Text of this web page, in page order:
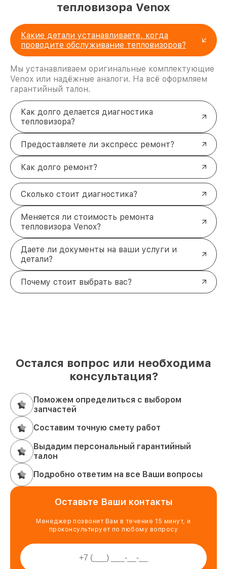
тепловизора Venox
Какие детали устанавливаете, когда
проводите обслуживание тепловизоров?
Мы устанавливаем оригинальные комплектующие
Venox или надёжные аналоги. На всё оформляем
гарантийный талон.
Как долго делается диагностика
тепловизора?
Предоставляете ли экспресс ремонт?
Как долго ремонт?
Сколько стоит диагностика?
Меняется ли стоимость ремонта
тепловизора Venox?
Даете ли документы на ваши услуги и
детали?
Почему стоит выбрать вас?
Остался вопрос или необходима
консультация?
Поможем определиться с выбором
запчастей
Составим точную смету работ
Выдадим персональный гарантийный
талон
Подробно ответим на все Ваши вопросы
Оставьте Ваши контакты
Менеджер позвонит Вам в течение 15 минут, и
проконсультирует по любому вопросу